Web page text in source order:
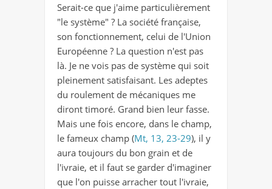
Serait-ce que j'aime particulièrement
"le système" ? La société française,
son fonctionnement, celui de l'Union
Européenne ? La question n'est pas
là. Je ne vois pas de système qui soit
pleinement satisfaisant. Les adeptes
du roulement de mécaniques me
diront timoré. Grand bien leur fasse.
Mais une fois encore, dans le champ,
le fameux champ (Mt, 13, 23-29), il y
aura toujours du bon grain et de
l'ivraie, et il faut se garder d'imaginer
que l'on puisse arracher tout l'ivraie,